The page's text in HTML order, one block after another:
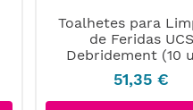
Toalhetes para
de Feridas UCS
Debridement (10
51,35 €